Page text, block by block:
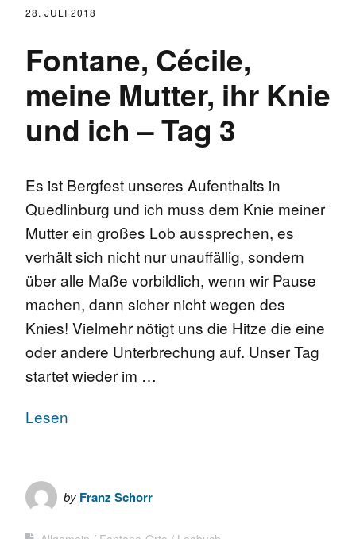
28. JULI 2018
Fontane, Cécile,
meine Mutter, ihr Knie
und ich – Tag 3
Es ist Bergfest unseres Aufenthalts in
Quedlinburg und ich muss dem Knie meiner
Mutter ein großes Lob aussprechen, es
verhält sich nicht nur unauffällig, sondern
über alle Maße vorbildlich, wenn wir Pause
machen, dann sicher nicht wegen des
Knies! Vielmehr nötigt uns die Hitze die eine
oder andere Unterbrechung auf. Unser Tag
startet wieder im …
Lesen
by Franz Schorr